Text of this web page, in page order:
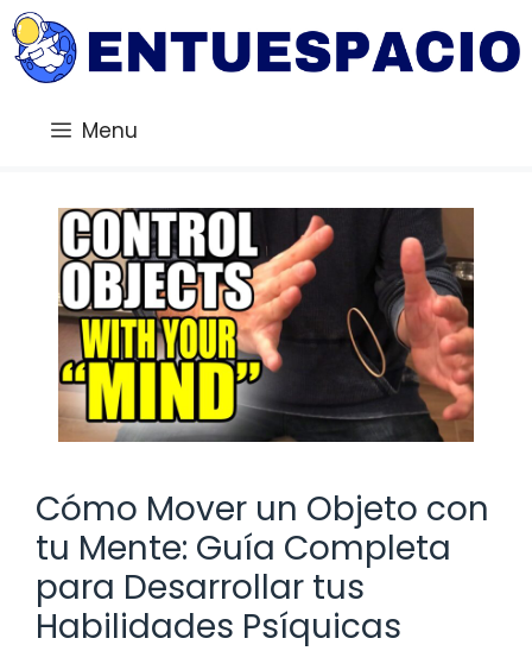
Saltar
al
contenido
Menu
Cómo Mover un Objeto con
tu Mente: Guía Completa
para Desarrollar tus
Habilidades Psíquicas